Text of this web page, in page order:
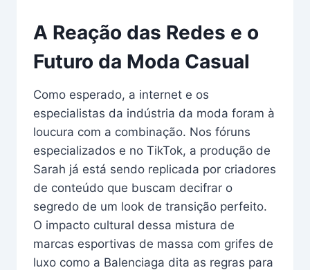
A Reação das Redes e o
Futuro da Moda Casual
Como esperado, a internet e os
especialistas da indústria da moda foram à
loucura com a combinação. Nos fóruns
especializados e no TikTok, a produção de
Sarah já está sendo replicada por criadores
de conteúdo que buscam decifrar o
segredo de um look de transição perfeito.
O impacto cultural dessa mistura de
marcas esportivas de massa com grifes de
luxo como a Balenciaga dita as regras para